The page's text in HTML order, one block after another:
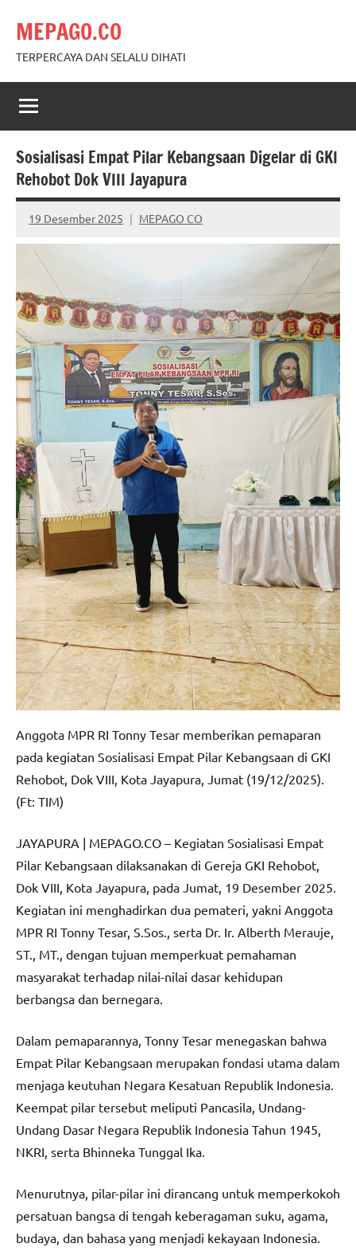
content
MEPAGO.CO
TERPERCAYA DAN SELALU DIHATI
Sosialisasi Empat Pilar Kebangsaan Digelar di GKI
Rehobot Dok VIII Jayapura
19 Desember 2025 MEPAGO CO
No
comments
Anggota MPR RI Tonny Tesar memberikan pemaparan
pada kegiatan Sosialisasi Empat Pilar Kebangsaan di GKI
Rehobot, Dok VIII, Kota Jayapura, Jumat (19/12/2025).
(Ft: TIM)
JAYAPURA | MEPAGO.CO – Kegiatan Sosialisasi Empat
Pilar Kebangsaan dilaksanakan di Gereja GKI Rehobot,
Dok VIII, Kota Jayapura, pada Jumat, 19 Desember 2025.
Kegiatan ini menghadirkan dua pemateri, yakni Anggota
MPR RI Tonny Tesar, S.Sos., serta Dr. Ir. Alberth Merauje,
ST., MT., dengan tujuan memperkuat pemahaman
masyarakat terhadap nilai-nilai dasar kehidupan
berbangsa dan bernegara.
Dalam pemaparannya, Tonny Tesar menegaskan bahwa
Empat Pilar Kebangsaan merupakan fondasi utama dalam
menjaga keutuhan Negara Kesatuan Republik Indonesia.
Keempat pilar tersebut meliputi Pancasila, Undang-
Undang Dasar Negara Republik Indonesia Tahun 1945,
NKRI, serta Bhinneka Tunggal Ika.
Menurutnya, pilar-pilar ini dirancang untuk memperkokoh
persatuan bangsa di tengah keberagaman suku, agama,
budaya, dan bahasa yang menjadi kekayaan Indonesia.